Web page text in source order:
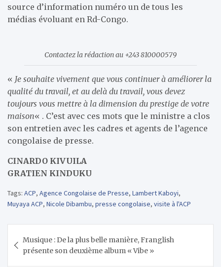
source d’information numéro un de tous les
médias évoluant en Rd-Congo.
Contactez la rédaction au +243 810000579
« Je souhaite vivement que vous continuer à améliorer la
qualité du travail, et au delà du travail, vous devez
toujours vous mettre à la dimension du prestige de votre
maison« . C’est avec ces mots que le ministre a clos
son entretien avec les cadres et agents de l’agence
congolaise de presse.
CINARDO KIVUILA
GRATIEN KINDUKU
Tags: ACP, Agence Congolaise de Presse, Lambert Kaboyi,
Muyaya ACP, Nicole Dibambu, presse congolaise, visite à l'ACP
de
l’article
Musique : De la plus belle manière, Franglish
présente son deuxième album « Vibe »